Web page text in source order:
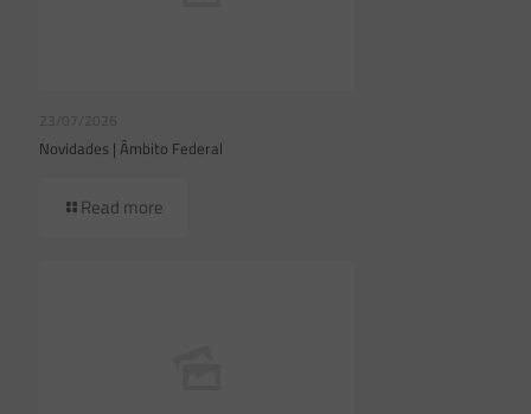
23/07/2026
Novidades | Âmbito Federal
Read more